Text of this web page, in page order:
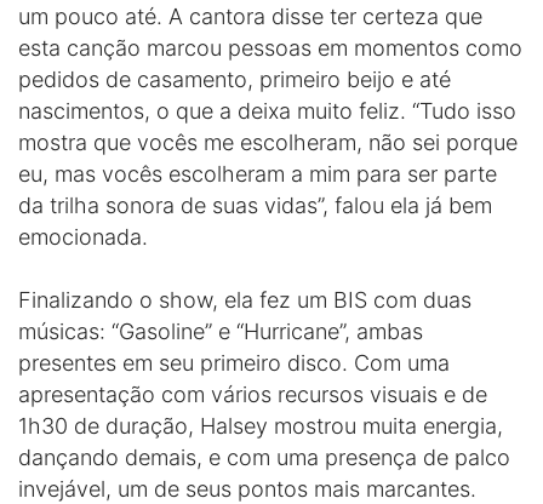
um pouco até. A cantora disse ter certeza que
esta canção marcou pessoas em momentos como
pedidos de casamento, primeiro beijo e até
nascimentos, o que a deixa muito feliz. “Tudo isso
mostra que vocês me escolheram, não sei porque
eu, mas vocês escolheram a mim para ser parte
da trilha sonora de suas vidas”, falou ela já bem
emocionada.
Finalizando o show, ela fez um BIS com duas
músicas: “Gasoline” e “Hurricane”, ambas
presentes em seu primeiro disco. Com uma
apresentação com vários recursos visuais e de
1h30 de duração, Halsey mostrou muita energia,
dançando demais, e com uma presença de palco
invejável, um de seus pontos mais marcantes.